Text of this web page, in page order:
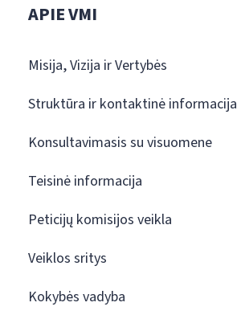
APIE VMI
Misija, Vizija ir Vertybės
Struktūra ir kontaktinė informacija
Konsultavimasis su visuomene
Teisinė informacija
Peticijų komisijos veikla
Veiklos sritys
Kokybės vadyba